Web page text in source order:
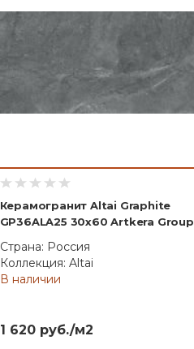
Керамогранит Altai Graphite
GP36ALA25 30х60 Artkera Group
Страна: Россия
Коллекция: Altai
В наличии
1 620 руб./м2